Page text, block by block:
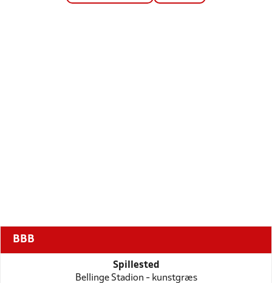
BBB
Spillested
Bellinge Stadion - kunstgræs